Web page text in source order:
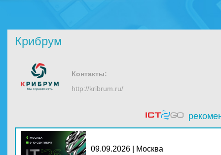
Крибрум
Контакты:
http://kribrum.ru/
09.09.2026 | Москва